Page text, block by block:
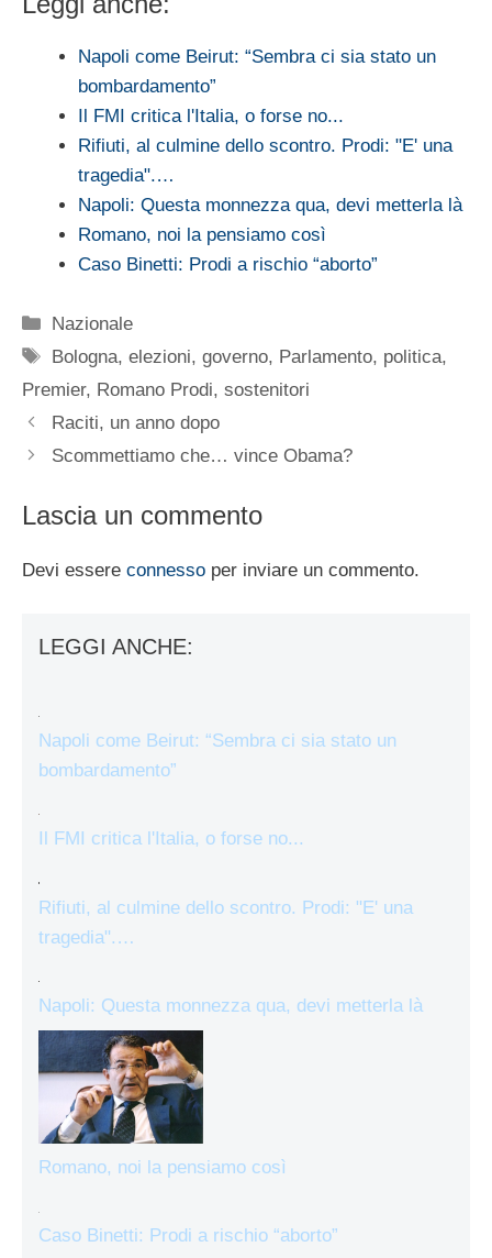
Napoli come Beirut: “Sembra ci sia stato un
bombardamento”
Il FMI critica l'Italia, o forse no...
Rifiuti, al culmine dello scontro. Prodi: "E' una
tragedia".…
Napoli: Questa monnezza qua, devi metterla là
Romano, noi la pensiamo così
Caso Binetti: Prodi a rischio “aborto”
Categorie
Nazionale
Tag
Bologna,elezioni,governo, Parlamento, politica,
Premier, Romano Prodi, sostenitori
Raciti, un anno dopo
Scommettiamo che… vince Obama?
Lascia un commento
Devi essere connesso per inviare un commento.
LEGGI ANCHE:
Napoli come Beirut: “Sembra ci sia stato un
bombardamento”
Il FMI critica l'Italia, o forse no...
Rifiuti, al culmine dello scontro. Prodi: "E' una
tragedia".…
Napoli: Questa monnezza qua, devi metterla là
Romano, noi la pensiamo così
Caso Binetti: Prodi a rischio “aborto”